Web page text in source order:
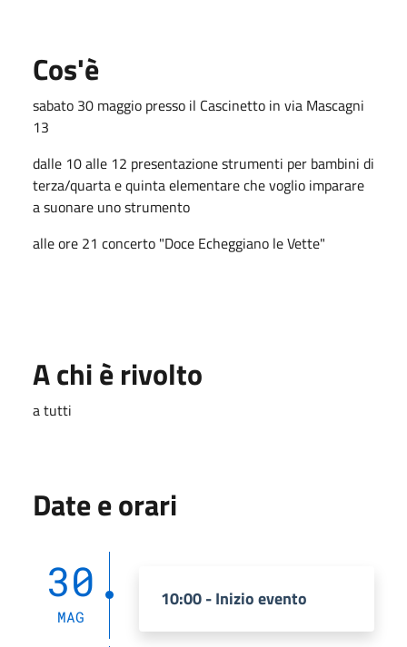
Cos'è
sabato 30 maggio presso il Cascinetto in via Mascagni
13
dalle 10 alle 12 presentazione strumenti per bambini di
terza/quarta e quinta elementare che voglio imparare
a suonare uno strumento
alle ore 21 concerto "Doce Echeggiano le Vette"
A chi è rivolto
a tutti
Date e orari
30
MAG
10:00 - Inizio evento